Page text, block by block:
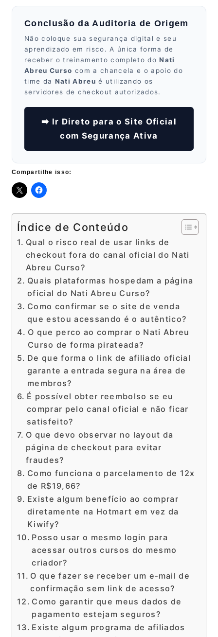
Conclusão da Auditoria de Origem
Não coloque sua segurança digital e seu
aprendizado em risco. A única forma de
receber o treinamento completo doNati
Abreu Curso com a chancela e o apoio do
time da Nati Abreu é utilizando os
servidores de checkout autorizados.
➡️ Ir Direto para o Site Oficial
com Segurança Ativa
Compartilhe isso:
Índice de Conteúdo
Qual o risco real de usar links de
checkout fora do canal oficial do Nati
Abreu Curso?
Quais plataformas hospedam a página
oficial do Nati Abreu Curso?
Como confirmar se o site de venda
que estou acessando é o autêntico?
O que perco ao comprar o Nati Abreu
Curso de forma pirateada?
De que forma o link de afiliado oficial
garante a entrada segura na área de
membros?
É possível obter reembolso se eu
comprar pelo canal oficial e não ficar
satisfeito?
O que devo observar no layout da
página de checkout para evitar
fraudes?
Como funciona o parcelamento de 12x
de R$19,66?
Existe algum benefício ao comprar
diretamente na Hotmart em vez da
Kiwify?
Posso usar o mesmo login para
acessar outros cursos do mesmo
criador?
O que fazer se receber um e‑mail de
confirmação sem link de acesso?
Como garantir que meus dados de
pagamento estejam seguros?
Existe algum programa de afiliados